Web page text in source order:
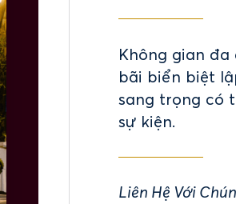
Không gian
bãi biển biệt
sang trọng có
sự kiện.
Liên Hệ Với